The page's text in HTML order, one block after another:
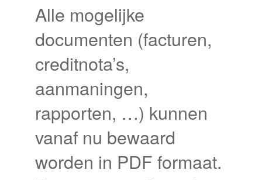
Alle mogelijke
documenten (facturen,
creditnota’s,
aanmaningen,
rapporten, …) kunnen
vanaf nu bewaard
worden in PDF formaat.